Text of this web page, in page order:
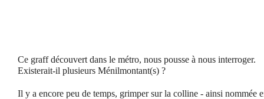
Ce graff découvert dans le métro, nous pousse à nous interroger.
Existerait-il plusieurs Ménilmontant(s) ?
Il y a encore peu de temps, grimper sur la colline - ainsi nommée